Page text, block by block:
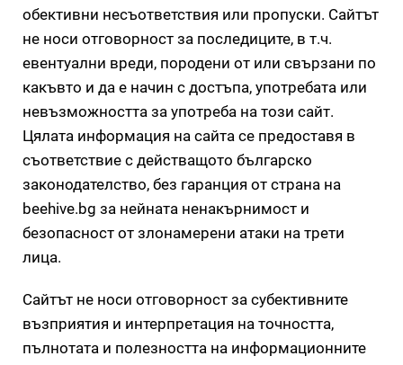
обективни несъответствия или пропуски. Сайтът
не носи отговорност за последиците, в т.ч.
евентуални вреди, породени от или свързани по
какъвто и да е начин с достъпа, употребата или
невъзможността за употреба на този сайт.
Цялата информация на сайта се предоставя в
съответствие с действащото българско
законодателство, без гаранция от страна на
beehive.bg за нейната ненакърнимост и
безопасност от злонамерени атаки на трети
лица.
Сайтът не носи отговорност за субективните
възприятия и интерпретация на точността,
пълнотата и полезността на информационните